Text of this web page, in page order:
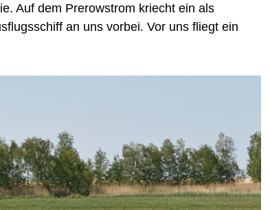
Auf dem Prerowstrom kriecht ein als
an uns vorbei. Vor uns fliegt ein